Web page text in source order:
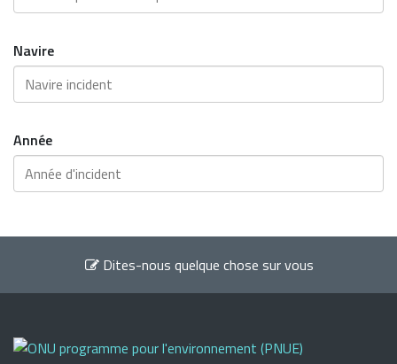
Navire
Année
Dites-nous quelque chose sur vous